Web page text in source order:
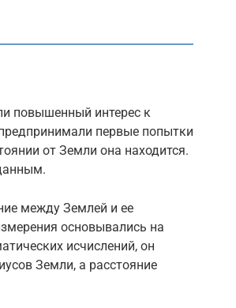
повышенный интерес к
первые попытки
от Земли она находится.
между Землей и ее
основывались на
исчислений, он
Земли, а расстояние